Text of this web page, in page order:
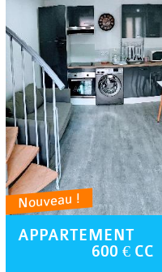
Nouveau !
APPARTEMENT
600 € CC